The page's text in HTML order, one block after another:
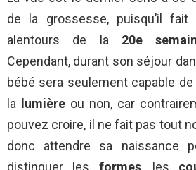
de la grossesse, puisqu’il fait
alentours de la 20e
Cependant, durant son séjour
bébé sera seulement capable
la
lumière ou non, car
pouvez croire, il ne fait pas tout
donc attendre sa naissance
distinguer les formes, les